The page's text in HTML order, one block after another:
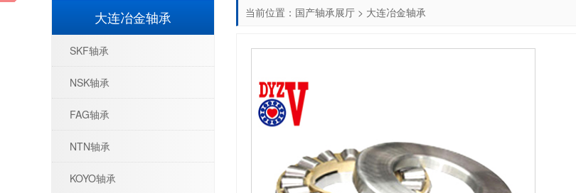
当前位置： 国产轴承展厅 > 大连冶金轴承
大连冶金轴承
SKF轴承
NSK轴承
FAG轴承
NTN轴承
KOYO轴承